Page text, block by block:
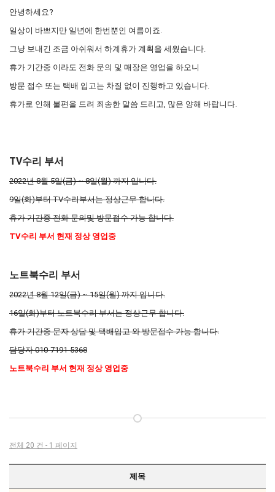
안녕하세요?
일상이 바쁘지만 일년에 한번뿐인 여름이죠.
그냥 보내긴 조금 아쉬워서 하계휴가 계획을 세웠습니다.
휴가 기간중 이라도 전화 문의 및 매장은 영업을 하오니
방문 접수 또는 택배 입고는 차질 없이 진행하고 있습니다.
휴가로 인해 불편을 드려 죄송한 말씀 드리고, 많은 양해 바랍니다.
TV수리 부서
2022년 8월 5일(금) ~ 8일(월) 까지 입니다.
9일(화)부터 TV수리부서는 정상근무 합니다.
휴가 기간중 전화 문의및 방문접수 가능 합니다.
TV수리 부서 현재 정상 영업중
노트북수리 부서
2022년 8월 12일(금) ~ 15일(월) 까지 입니다.
16일(화)부터 노트북수리 부서는 정상근무 합니다.
휴가 기간중 문자 상담 및 택배입고 와 방문접수 가능 합니다.
담당자 010-7191-5368
노트북수리 부서 현재 정상 영업중
전체 20 건 - 1 페이지
제목